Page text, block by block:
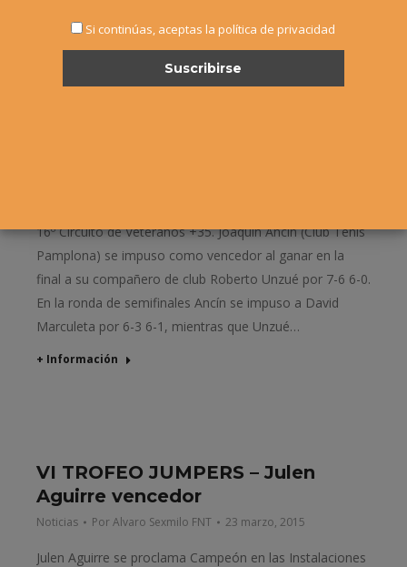
NOTICIAS
16º Circuito de Veteranos +35. Joaquín Ancín (Club Tenis
Pamplona) se impuso como vencedor al ganar en la
final a su compañero de club Roberto Unzué por 7-6 6-0.
En la ronda de semifinales Ancín se impuso a David
Marculeta por 6-3 6-1, mientras que Unzué…
+ Información
VI TROFEO JUMPERS – Julen
Aguirre vencedor
Noticias PorAlvaro Sexmilo FNT 23 marzo, 2015
Julen Aguirre se proclama Campeón en las Instalaciones
Si continúas, aceptas la política de privacidad